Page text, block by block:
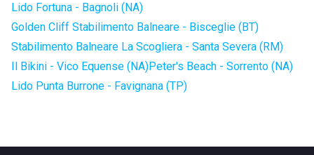
Lido Fortuna - Bagnoli (NA)
Golden Cliff Stabilimento Balneare - Bisceglie (BT)
Stabilimento Balneare La Scogliera - Santa Severa (RM)
Il Bikini - Vico Equense (NA)Peter's Beach - Sorrento (NA)
Lido Punta Burrone - Favignana (TP)